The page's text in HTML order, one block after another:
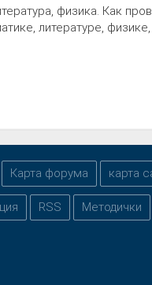
физика. Как
литературе, физике,
Карта форума карта
RSS Методички